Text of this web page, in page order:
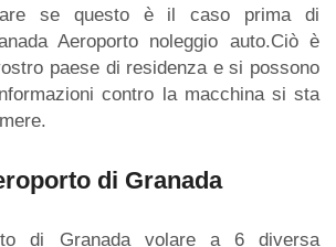
se questo è il caso prima di
Aeroporto noleggio auto.Ciò è
paese di residenza e si possono
contro la macchina si sta
di Granada
di Granada volare a 6 diversa